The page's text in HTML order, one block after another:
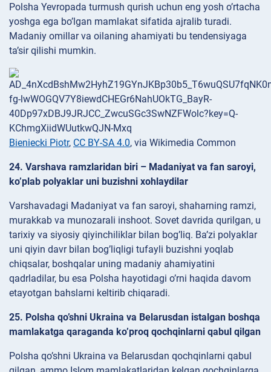
Polsha Yevropada turmush qurish uchun eng yosh o’rtacha
yoshga ega bo’lgan mamlakat sifatida ajralib turadi.
Madaniy omillar va oilaning ahamiyati bu tendensiyaga
ta’sir qilishi mumkin.
Bieniecki Piotr, CC BY-SA 4.0, via Wikimedia Common
24. Varshava ramzlaridan biri – Madaniyat va fan saroyi,
ko’plab polyaklar uni buzishni xohlaydilar
Varshavadagi Madaniyat va fan saroyi, shaharning ramzi,
murakkab va munozarali inshoot. Sovet davrida qurilgan, u
tarixiy va siyosiy qiyinchiliklar bilan bog’liq. Ba’zi polyaklar
uni qiyin davr bilan bog’liqligi tufayli buzishni yoqlab
chiqsalar, boshqalar uning madaniy ahamiyatini
qadrladilar, bu esa Polsha hayotidagi o’rni haqida davom
etayotgan bahslarni keltirib chiqaradi.
25. Polsha qo’shni Ukraina va Belarusdan istalgan boshqa
mamlakatga qaraganda ko’proq qochqinlarni qabul qilgan
Polsha qo’shni Ukraina va Belarusdan qochqinlarni qabul